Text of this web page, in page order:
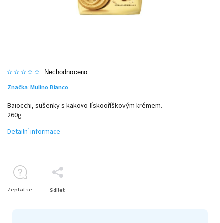
Neohodnoceno
Značka: Mulino Bianco
Baiocchi, sušenky s kakovo-lískooříškovým krémem.
260g
Detailní informace
Zeptat se Sdílet